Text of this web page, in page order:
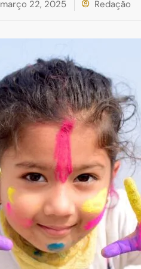
março 22, 2025 Redação